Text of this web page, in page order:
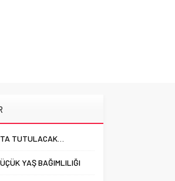
TUTULACAK…
YAŞ BAĞIMLILIĞI